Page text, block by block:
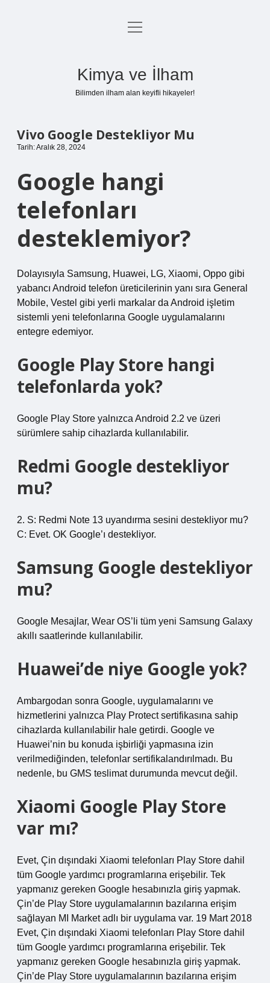
Anasayfa
menüyü
Kimya ve İlham
Bilimden ilham alan keyifli hikayeler!
Vivo Google Destekliyor Mu
Tarih: Aralık 28, 2024
Google hangi
telefonları
desteklemiyor?
Dolayısıyla Samsung, Huawei, LG, Xiaomi, Oppo gibi
yabancı Android telefon üreticilerinin yanı sıra General
Mobile, Vestel gibi yerli markalar da Android işletim
sistemli yeni telefonlarına Google uygulamalarını
entegre edemiyor.
Google Play Store hangi
telefonlarda yok?
Google Play Store yalnızca Android 2.2 ve üzeri
sürümlere sahip cihazlarda kullanılabilir.
Redmi Google destekliyor
mu?
2. S: Redmi Note 13 uyandırma sesini destekliyor mu?
C: Evet. OK Google’ı destekliyor.
Samsung Google destekliyor
mu?
Google Mesajlar, Wear OS’li tüm yeni Samsung Galaxy
akıllı saatlerinde kullanılabilir.
Huawei’de niye Google yok?
Ambargodan sonra Google, uygulamalarını ve
hizmetlerini yalnızca Play Protect sertifikasına sahip
cihazlarda kullanılabilir hale getirdi. Google ve
Huawei’nin bu konuda işbirliği yapmasına izin
verilmediğinden, telefonlar sertifikalandırılmadı. Bu
nedenle, bu GMS teslimat durumunda mevcut değil.
Xiaomi Google Play Store
var mı?
Evet, Çin dışındaki Xiaomi telefonları Play Store dahil
tüm Google yardımcı programlarına erişebilir. Tek
yapmanız gereken Google hesabınızla giriş yapmak.
Çin’de Play Store uygulamalarının bazılarına erişim
sağlayan MI Market adlı bir uygulama var. 19 Mart 2018
Evet, Çin dışındaki Xiaomi telefonları Play Store dahil
tüm Google yardımcı programlarına erişebilir. Tek
yapmanız gereken Google hesabınızla giriş yapmak.
Çin’de Play Store uygulamalarının bazılarına erişim